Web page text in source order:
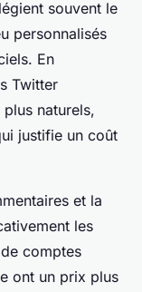
souvent le
personnalisés
En
Twitter
naturels,
justifie un coût
et la
les
comptes
ont un prix plus